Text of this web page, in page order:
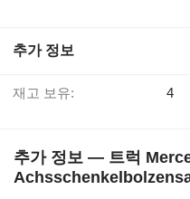
추가 정보
재고 보유: 4
추가 정보 — 트럭